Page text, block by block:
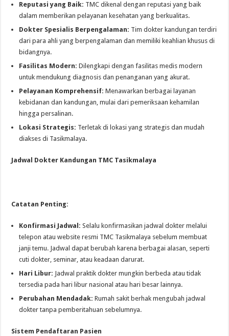
Reputasi yang Baik: TMC dikenal dengan reputasi yang baik
dalam memberikan pelayanan kesehatan yang berkualitas.
Dokter Spesialis Berpengalaman: Tim dokter kandungan terdiri
dari para ahli yang berpengalaman dan memiliki keahlian khusus di
bidangnya.
Fasilitas Modern: Dilengkapi dengan fasilitas medis modern
untuk mendukung diagnosis dan penanganan yang akurat.
Pelayanan Komprehensif: Menawarkan berbagai layanan
kebidanan dan kandungan, mulai dari pemeriksaan kehamilan
hingga persalinan.
Lokasi Strategis: Terletak di lokasi yang strategis dan mudah
diakses di Tasikmalaya.
Jadwal Dokter Kandungan TMC Tasikmalaya
Catatan Penting:
Konfirmasi Jadwal: Selalu konfirmasikan jadwal dokter melalui
telepon atau website resmi TMC Tasikmalaya sebelum membuat
janji temu. Jadwal dapat berubah karena berbagai alasan, seperti
cuti dokter, seminar, atau keadaan darurat.
Hari Libur: Jadwal praktik dokter mungkin berbeda atau tidak
tersedia pada hari libur nasional atau hari besar lainnya.
Perubahan Mendadak: Rumah sakit berhak mengubah jadwal
dokter tanpa pemberitahuan sebelumnya.
Sistem Pendaftaran Pasien